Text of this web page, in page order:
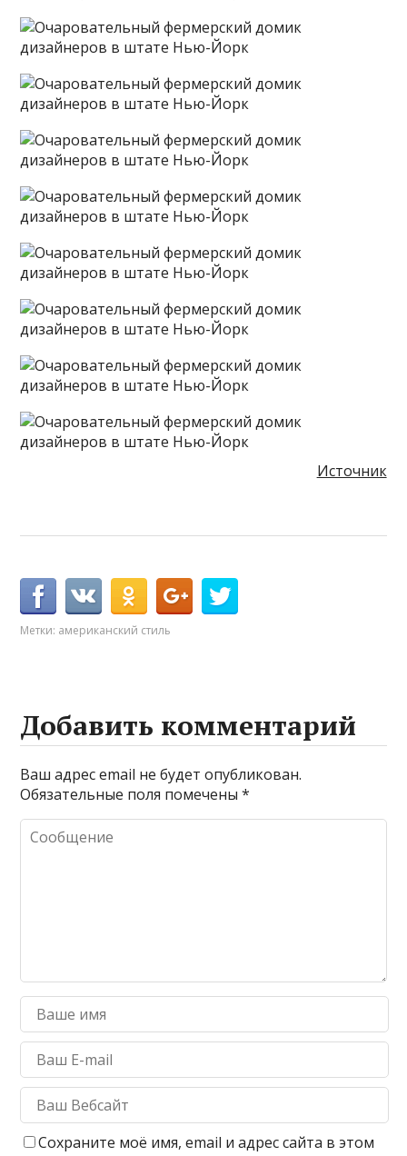
Источник
Метки: американский стиль
Добавить комментарий
Ваш адрес email не будет опубликован.
Обязательные поля помечены*
Сохраните моё имя, email и адрес сайта в этом